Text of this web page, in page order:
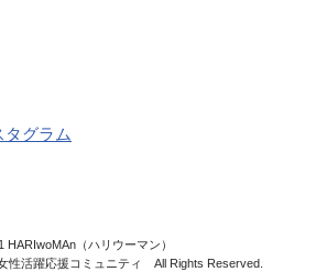
HARIwoMAn（ハリウーマン）
性活躍応援コミュニティ All Rights Reserved.